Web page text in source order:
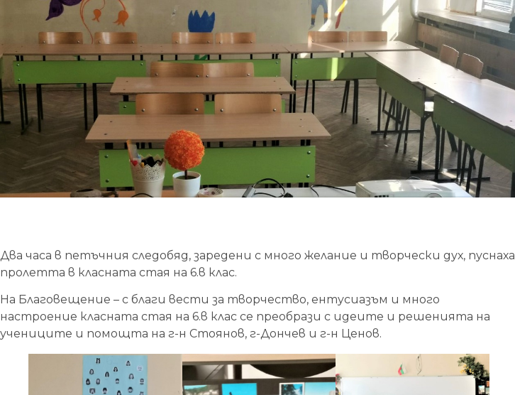
Два часа в петъчния следобяд, заредени с много желание и творчески дух, пуснаха
пролетта в класната стая на 6.в клас.
На Благовещение – с благи вести за творчество, ентусиазъм и много
настроение класната стая на 6.в клас се преобрази с идеите и решенията на
учениците и помощта на г-н Стоянов, г-Дончев и г-н Ценов.